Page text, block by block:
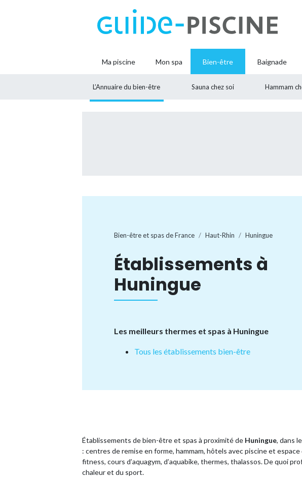
Ma piscine Mon spa Bien-être
L’Annuaire du bien-être Sauna chez soi Hammam
Baignade
Bien-être et spas de France Haut-Rhin Huningue
Établissements à
Huningue
Les meilleurs thermes et spas à Huningue
Tous les établissements bien-être
Établissements de bien-être et spas à proximité de Huningue, dans
: centres de remise en forme, hammam, hôtels avec piscine et
fitness, cours d’aquagym, d’aquabike, thermes, thalassos. De quoi
chaleur et du sport.